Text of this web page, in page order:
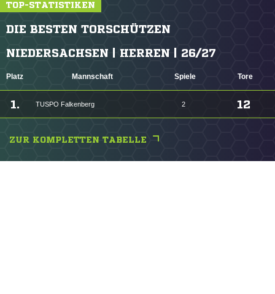
TOP-STATISTIKEN
DIE BESTEN TORSCHÜTZEN
NIEDERSACHSEN | HERREN | 26/27
Platz Mannschaft Spiele Tore
1. TUSPO Falkenberg 2 12
ZUR KOMPLETTEN TABELLE